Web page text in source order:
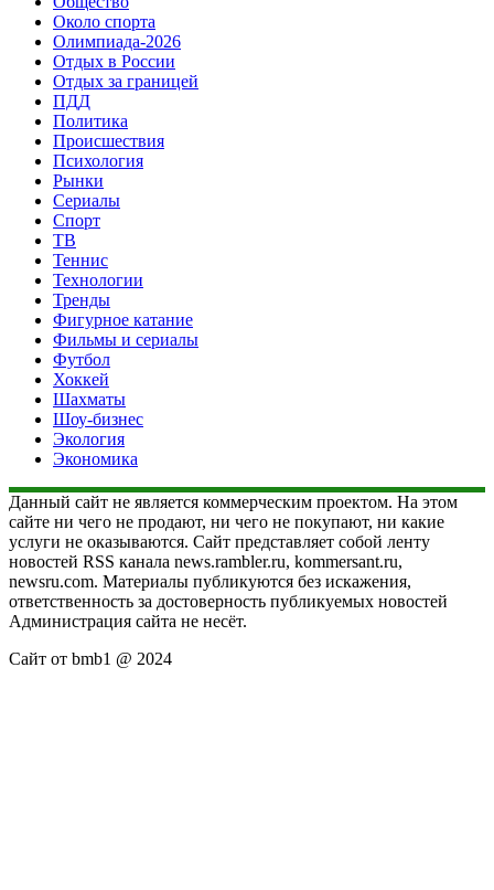
Около спорта
Олимпиада-2026
Отдых в России
Отдых за границей
ПДД
Политика
Происшествия
Психология
Рынки
Сериалы
Спорт
ТВ
Теннис
Технологии
Тренды
Фигурное катание
Фильмы и сериалы
Футбол
Хоккей
Шахматы
Шоу-бизнес
Экология
Экономика
Данный сайт не является коммерческим проектом. На этом
сайте ни чего не продают, ни чего не покупают, ни какие
услуги не оказываются. Сайт представляет собой ленту
новостей RSS канала news.rambler.ru, kommersant.ru,
newsru.com. Материалы публикуются без искажения,
ответственность за достоверность публикуемых новостей
Администрация сайта не несёт.
Сайт от bmb1 @ 2024